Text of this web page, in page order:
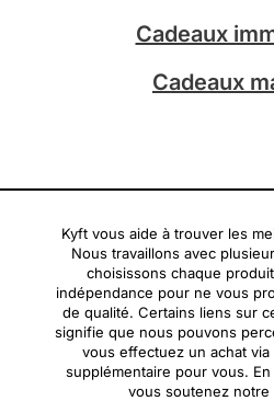
Cadeaux
Cadeaux
Kyft vous aide à trouver les
Nous travaillons avec
choisissons chaque
indépendance pour ne vous
de qualité. Certains liens sur
signifie que nous pouvons
vous effectuez un achat
supplémentaire pour vous.
vous soutenez notre